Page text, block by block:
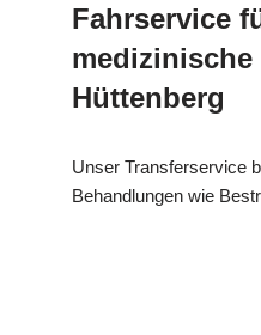
Fahrservice
medizinische
Hüttenberg
Unser Transferservice
Behandlungen wie